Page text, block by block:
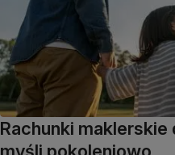
Rachunki
myśli pokoleniowo